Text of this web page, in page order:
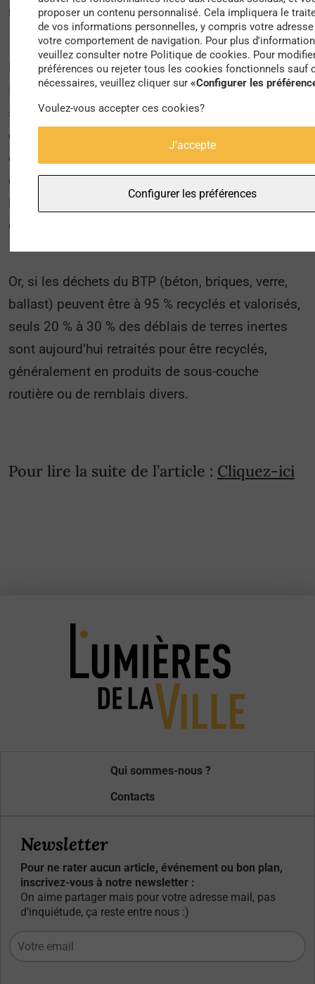
routes et autres réseaux de transport.
Les seuls déblais du chantier du Grand Paris
Express vont représenter un apport annuel
supplémentaire de 10 % à 20 % au cours des
quinze prochaines années. D’ici à 2030, le
creusement des 200 km de tunnels autour de la
capitale et des accès de secours, ainsi que
l’édification des gares vont de fait générer
quelque 43 millions de tonnes de déblais.
Or, si les déchets du BTP (béton, briques, verre,
ballast) peuvent être à 95 % recyclés et valorisés,
seuls 20 % à 30 % des déblais de terres inertes
sont aujourd’hui retraités pour être recyclés,
généralement en produits de sous-couche
routière ou de remblais divers.
Pour lire la suite de l’article : Cliquez-ici
Qui sommes-nous ?
Contacts
Newsletter
Pour ne rater aucun article, événement ou bon plan,
inscrivez-vous à notre newsletter :
On aime partager mais pour votre adresse mail, pas
d’inquiétude, ça reste entre nous :)
proposer un contenu personnalisé. Cela impliquera le
de vos informations personnelles, y compris votre adresse
votre comportement de navigation. Pour plus
veuillez consulter notre Politique de cookies. Pour
préférences ou rejeter tous les cookies fonctionnels sauf
nécessaires, veuillez cliquer sur «Configurer les
Voulez-vous accepter ces cookies?
J'accepte
Configurer les préférences